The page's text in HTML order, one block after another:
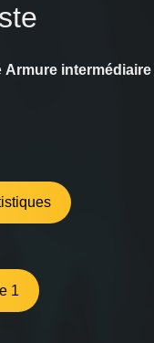
Armure intermédiaire
1